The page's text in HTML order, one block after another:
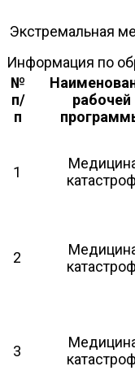
Экстремальная
Информация по
№
п/
п
рабочей
1
катастроф
2
катастроф
3
катастроф